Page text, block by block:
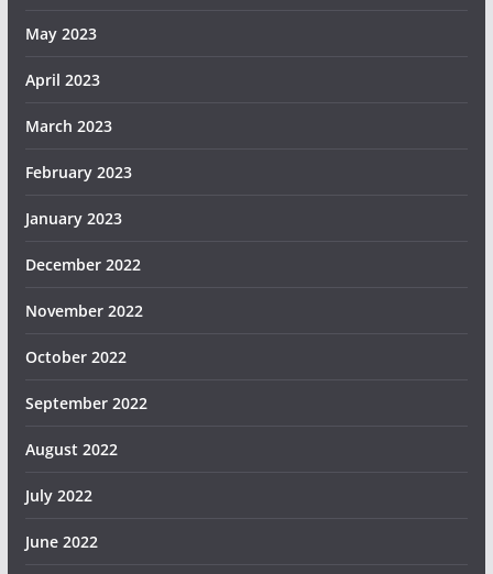
May 2023
April 2023
March 2023
February 2023
January 2023
December 2022
November 2022
October 2022
September 2022
August 2022
July 2022
June 2022